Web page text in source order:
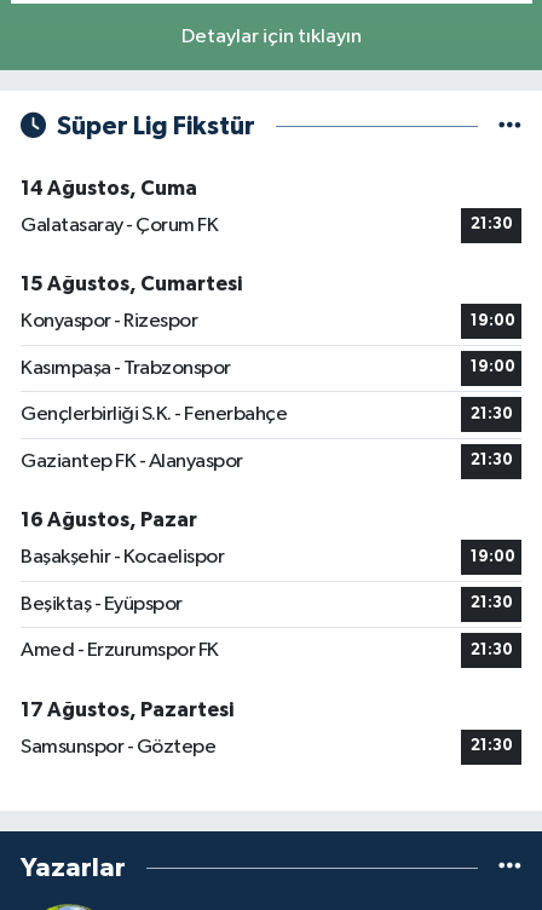
Detaylar için tıklayın
Süper Lig Fikstür
14 Ağustos, Cuma
Galatasaray - Çorum FK
21:30
15 Ağustos, Cumartesi
Konyaspor - Rizespor
19:00
Kasımpaşa - Trabzonspor 19:00
Gençlerbirliği S.K. - Fenerbahçe 21:30
Gaziantep FK - Alanyaspor 21:30
16 Ağustos, Pazar
Başakşehir - Kocaelispor
19:00
Beşiktaş - Eyüpspor 21:30
Amed - Erzurumspor FK 21:30
17 Ağustos, Pazartesi
Samsunspor - Göztepe
21:30
Yazarlar